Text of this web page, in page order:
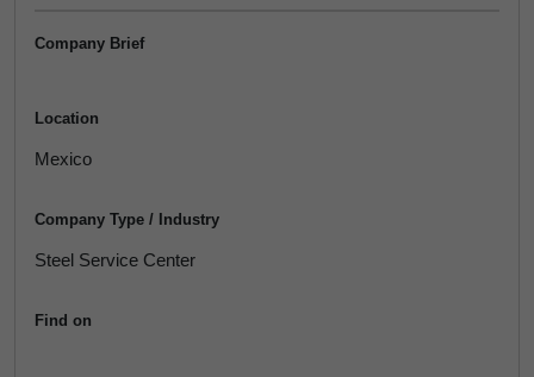
Company Brief
Location
Mexico
Company Type / Industry
Steel Service Center
Find on